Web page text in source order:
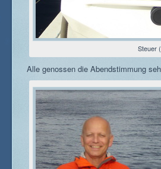
Steuer
Alle genossen die Abendstimmung